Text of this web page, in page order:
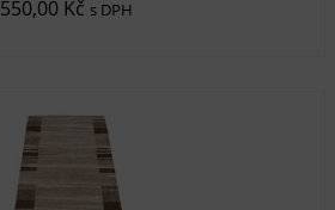
550,00 Kč s DPH